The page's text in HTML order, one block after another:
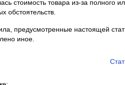
стоимость товара из-за полного
обстоятельств.
предусмотренные настоящей
иное.